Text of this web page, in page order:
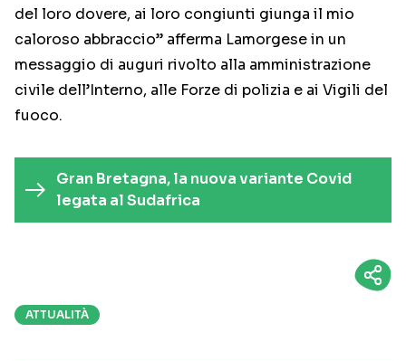
del loro dovere, ai loro congiunti giunga il mio
caloroso abbraccio” afferma Lamorgese in un
messaggio di auguri rivolto alla amministrazione
civile dell’Interno, alle Forze di polizia e ai Vigili del
fuoco.
Gran Bretagna, la nuova variante Covid
legata al Sudafrica
ATTUALITÀ